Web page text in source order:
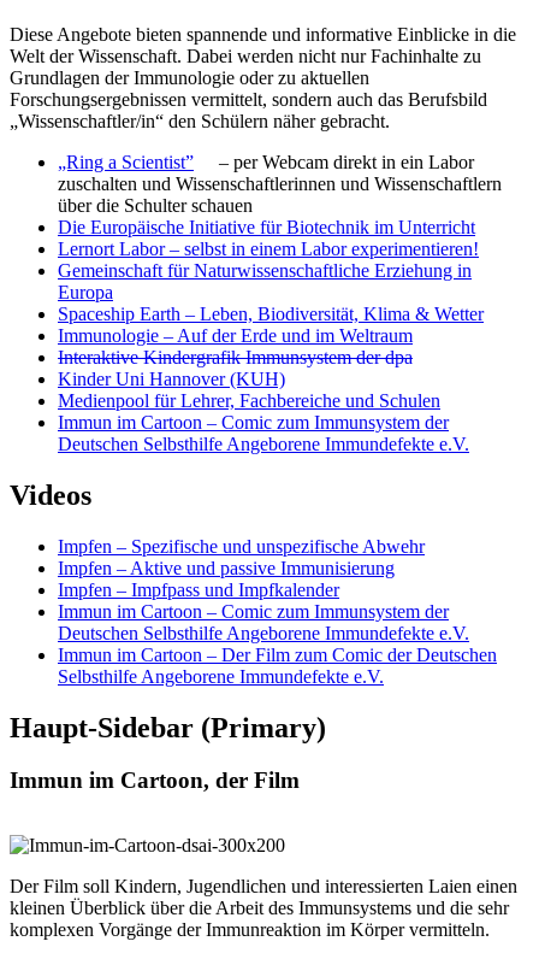
Diese Angebote bieten spannende und informative Einblicke in die
Welt der Wissenschaft. Dabei werden nicht nur Fachinhalte zu
Grundlagen der Immunologie oder zu aktuellen
Forschungsergebnissen vermittelt, sondern auch das Berufsbild
„Wissenschaftler/in“ den Schülern näher gebracht.
„Ring a Scientist”
– per Webcam direkt in ein Labor
zuschalten und Wissenschaftlerinnen und Wissenschaftlern
über die Schulter schauen
Die Europäische Initiative für Biotechnik im Unterricht
Lernort Labor – selbst in einem Labor experimentieren!
Gemeinschaft für Naturwissenschaftliche Erziehung in
Europa
Spaceship Earth – Leben, Biodiversität, Klima & Wetter
Immunologie – Auf der Erde und im Weltraum
Interaktive Kindergrafik Immunsystem der dpa
Kinder Uni Hannover (KUH)
Medienpool für Lehrer, Fachbereiche und Schulen
Immun im Cartoon – Comic zum Immunsystem der
Deutschen Selbsthilfe Angeborene Immundefekte e.V.
Videos
Impfen – Spezifische und unspezifische Abwehr
Impfen – Aktive und passive Immunisierung
Impfen – Impfpass und Impfkalender
Immun im Cartoon – Comic zum Immunsystem der
Deutschen Selbsthilfe Angeborene Immundefekte e.V.
Immun im Cartoon – Der Film zum Comic der Deutschen
Selbsthilfe Angeborene Immundefekte e.V.
Haupt-Sidebar (Primary)
Immun im Cartoon, der Film
Der Film soll Kindern, Jugendlichen und interessierten Laien einen
kleinen Überblick über die Arbeit des Immunsystems und die sehr
komplexen Vorgänge der Immunreaktion im Körper vermitteln.